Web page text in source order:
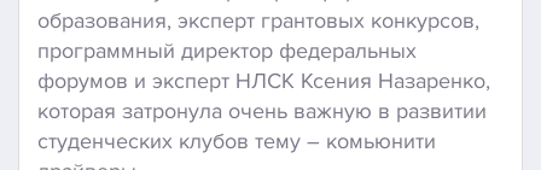
образования, эксперт грантовых конкурсов,
программный директор федеральных
форумов и эксперт НЛСК Ксения Назаренко,
которая затронула очень важную в развитии
студенческих клубов тему – комьюнити